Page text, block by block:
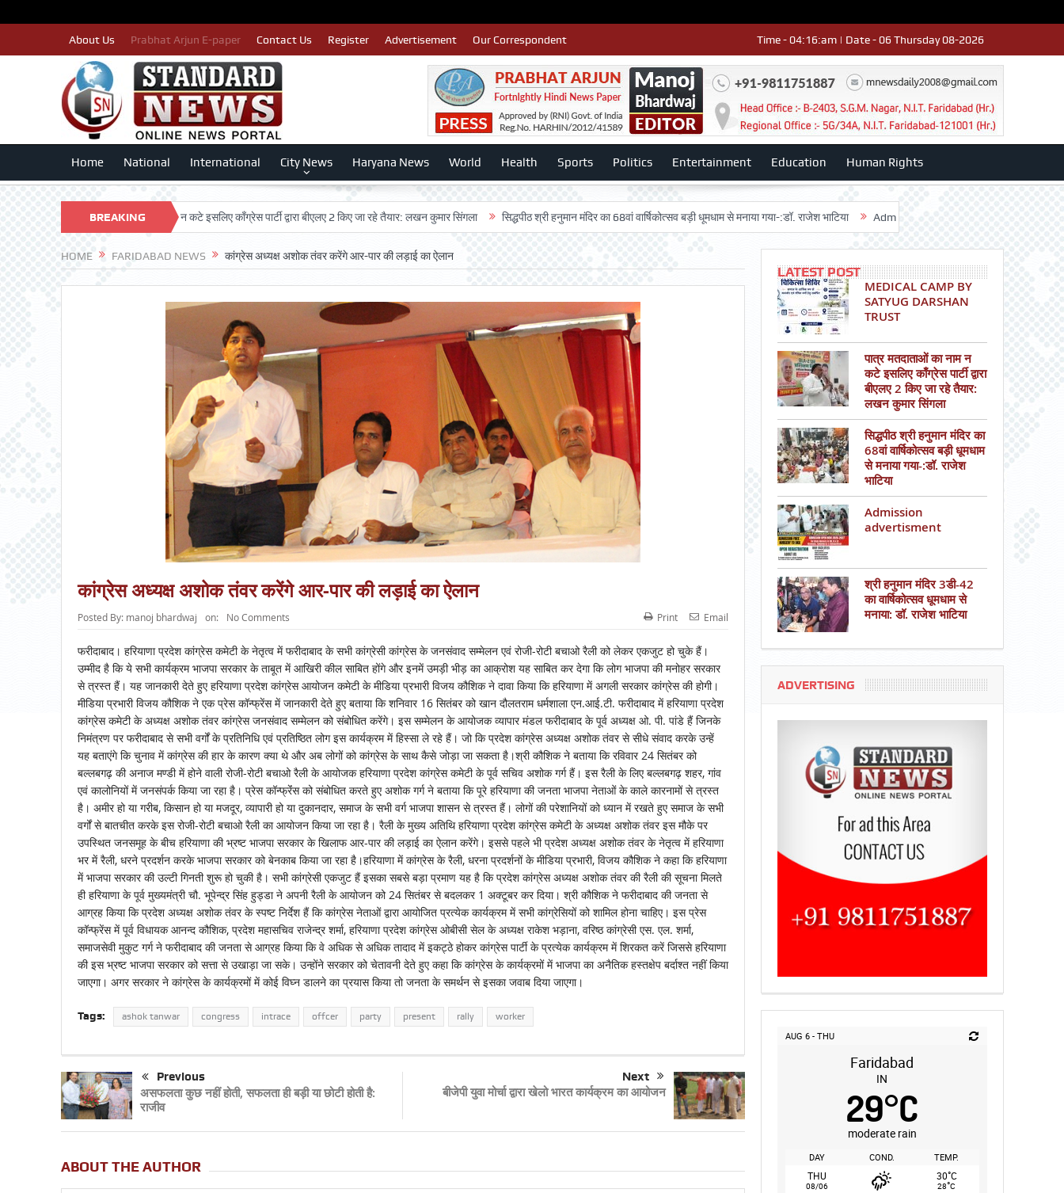
About Us Prabhat Arjun E-paper Contact Us Register Advertisement Our Correspondent Time - 04:16:am | Date - 06 Thursday 08-2026
Home National International City News Haryana News World Health Sports Politics Entertainment Education Human Rights
BREAKING
NEWS
पात्र मतदाताओं का नाम न कटे इसलिए काँग्रेस पार्टी द्वारा बीएलए 2 किए जा रहे तैयार: लखन कुमार सिंगला सिद्धपीठ श्री हनुमान मंदिर का 68वां वार्षिकोत्सव बड़ी धूमधाम से मनाया गया-:डॉ. राजेश भाटिया Admission advertisment श्री हनुमान मंदिर 3डी-
HOME FARIDABAD NEWS कांग्रेस अध्यक्ष अशोक तंवर करेंगे आर-पार की लड़ाई का ऐलान
कांग्रेस अध्यक्ष अशोक तंवर करेंगे आर-पार की लड़ाई का ऐलान
Posted By: manoj bhardwaj on: No Comments Print Email
फरीदाबाद। हरियाणा प्रदेश कांग्रेस कमेटी के नेतृत्व में फरीदाबाद के सभी कांग्रेसी कांग्रेस के जनसंवाद सम्मेलन एवं रोजी-रोटी बचाओ रैली को लेकर एकजुट हो चुके हैं।
उम्मीद है कि ये सभी कार्यक्रम भाजपा सरकार के ताबूत में आखिरी कील साबित होंगे और इनमें उमड़ी भीड़ का आक्रोश यह साबित कर देगा कि लोग भाजपा की मनोहर सरकार
से त्रस्त हैं। यह जानकारी देते हुए हरियाणा प्रदेश कांग्रेस आयोजन कमेटी के मीडिया प्रभारी विजय कौशिक ने दावा किया कि हरियाणा में अगली सरकार कांग्रेस की होगी।
मीडिया प्रभारी विजय कौशिक ने एक प्रेस कॉन्फ्रेंस में जानकारी देते हुए बताया कि शनिवार 16 सितंबर को खान दौलतराम धर्मशाला एन.आई.टी. फरीदाबाद में हरियाणा प्रदेश
कांग्रेस कमेटी के अध्यक्ष अशोक तंवर कांग्रेस जनसंवाद सम्मेलन को संबोधित करेंगे। इस सम्मेलन के आयोजक व्यापार मंडल फरीदाबाद के पूर्व अध्यक्ष ओ. पी. पांडे हैं जिनके
निमंत्रण पर फरीदाबाद से सभी वर्गों के प्रतिनिधि एवं प्रतिष्ठित लोग इस कार्यक्रम में हिस्सा ले रहे हैं। जो कि प्रदेश कांग्रेस अध्यक्ष अशोक तंवर से सीधे संवाद करके उन्हें
यह बताएंगे कि चुनाव में कांग्रेस की हार के कारण क्या थे और अब लोगों को कांग्रेस के साथ कैसे जोड़ा जा सकता है।श्री कौशिक ने बताया कि रविवार 24 सितंबर को
बल्लबगढ़ की अनाज मण्डी में होने वाली रोजी-रोटी बचाओ रैली के आयोजक हरियाणा प्रदेश कांग्रेस कमेटी के पूर्व सचिव अशोक गर्ग हैं। इस रैली के लिए बल्लबगढ़ शहर, गांव
एवं कालोनियों में जनसंपर्क किया जा रहा है। प्रेस कॉन्फ्रेंंस को संबोधित करते हुए अशोक गर्ग ने बताया कि पूरे हरियाणा की जनता भाजपा नेताओं के काले कारनामों से त्रस्त
है। अमीर हो या गरीब, किसान हो या मजदूर, व्यापारी हो या दुकानदार, समाज के सभी वर्ग भाजपा शासन से त्रस्त हैं। लोगों की परेशानियों को ध्यान में रखते हुए समाज के सभी
वर्गों से बातचीत करके इस रोजी-रोटी बचाओ रैली का आयोजन किया जा रहा है। रैली के मुख्य अतिथि हरियाणा प्रदेश कांग्रेस कमेटी के अध्यक्ष अशोक तंवर इस मौके पर
उपस्थित जनसमूह के बीच हरियाणा की भ्रष्ट भाजपा सरकार के खिलाफ आर-पार की लड़ाई का ऐलान करेंगे। इससे पहले भी प्रदेश अध्यक्ष अशोक तंवर के नेतृत्व में हरियाणा
भर में रैली, धरने प्रदर्शन करके भाजपा सरकार को बेनकाब किया जा रहा है।हरियाणा में कांग्रेस के रैली, धरना प्रदर्शनों के मीडिया प्रभारी, विजय कौशिक ने कहा कि हरियाणा
में भाजपा सरकार की उल्टी गिनती शुरू हो चुकी है। सभी कांग्रेसी एकजुट हैं इसका सबसे बड़ा प्रमाण यह है कि प्रदेश कांग्रेस अध्यक्ष अशोक तंवर की रैली की सूचना मिलते
ही हरियाणा के पूर्व मुख्यमंत्री चौ. भूपेन्द्र सिंह हुड्डा ने अपनी रैली के आयोजन को 24 सितंबर से बदलकर 1 अक्टूबर कर दिया। श्री कौशिक ने फरीदाबाद की जनता से
आग्रह किया कि प्रदेश अध्यक्ष अशोक तंवर के स्पष्ट निर्देश हैं कि कांग्रेस नेताओं द्वारा आयोजित प्रत्येक कार्यक्रम में सभी कांग्रेसियों को शामिल होना चाहिए। इस प्रेस
कॉन्फ्रेंस में पूर्व विधायक आनन्द कौशिक, प्रदेश महासचिव राजेन्द्र शर्मा, हरियाणा प्रदेश कांग्रेस ओबीसी सेल के अध्यक्ष राकेश भड़ाना, वरिष्ठ कांग्रेसी एस. एल. शर्मा,
समाजसेवी मुकुट गर्ग ने फरीदाबाद की जनता से आग्रह किया कि वे अधिक से अधिक तादाद में इकट्ठे होकर कांग्रेस पार्टी के प्रत्येक कार्यक्रम में शिरकत करें जिससे हरियाणा
की इस भ्रष्ट भाजपा सरकार को सत्ता से उखाड़ा जा सके। उन्होंने सरकार को चेतावनी देते हुए कहा कि कांग्रेस के कार्यक्रमों में भाजपा का अनैतिक हस्तक्षेप बर्दाश्त नहीं किया
जाएगा। अगर सरकार ने कांग्रेस के कार्यक्रमों में कोई विघ्न डालने का प्रयास किया तो जनता के समर्थन से इसका जवाब दिया जाएगा।
Tags: ashok tanwar congress intrace offcer party present rally worker
Previous
असफलता कुछ नहीं होती, सफलता ही बड़ी या छोटी होती है:
राजीव
Next
बीजेपी युवा मोर्चा द्वारा खेलो भारत कार्यक्रम का आयोजन
ABOUT THE AUTHOR
LATEST POST
MEDICAL CAMP BY
SATYUG DARSHAN
TRUST
पात्र मतदाताओं का नाम न
कटे इसलिए काँग्रेस पार्टी द्वारा
बीएलए 2 किए जा रहे तैयार:
लखन कुमार सिंगला
सिद्धपीठ श्री हनुमान मंदिर का
68वां वार्षिकोत्सव बड़ी धूमधाम
से मनाया गया-:डॉ. राजेश
भाटिया
Admission
advertisment
श्री हनुमान मंदिर 3डी-42
का वार्षिकोत्सव धूमधाम से
मनाया: डॉ. राजेश भाटिया
ADVERTISING
AUG 6 - THU
Faridabad
IN
29°C
moderate rain
DAY COND. TEMP.
THU
08/06
30°C
28°C